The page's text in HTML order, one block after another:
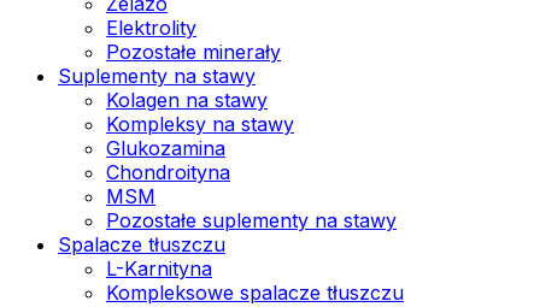
Elektrolity
Pozostałe minerały
Suplementy na stawy
Kolagen na stawy
Kompleksy na stawy
Glukozamina
Chondroityna
MSM
Pozostałe suplementy na stawy
Spalacze tłuszczu
L-Karnityna
Kompleksowe spalacze tłuszczu